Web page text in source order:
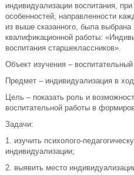
индивидуализации воспитания,
особенностей, направленности
из выше сказанного, была выбрана
квалификационной работы:
воспитания старшеклассников».
Объект изучения –
Предмет – индивидуализация в
Цель – показать роль и
воспитательной работы в
Задачи:
1. изучить психолого-
индивидуализации;
2. выявить место